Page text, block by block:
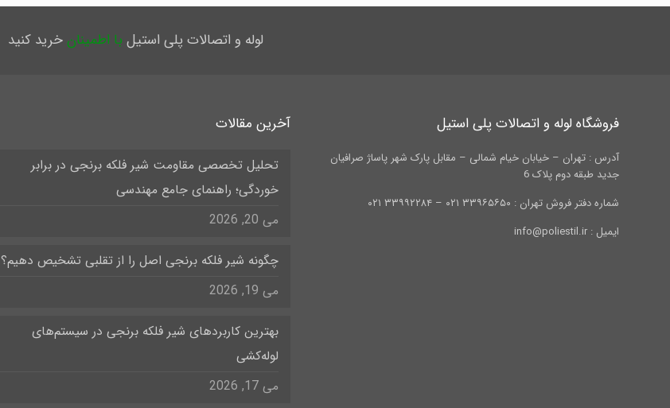
لوله و اتصالات پلی استیل با اطمینانخرید کنید
فروشگاه لوله و اتصالات پلی استیل
آدرس : تهران – خیابان خیام شمالی – مقابل پارک شهر پاساژ صرافیان
جدید طبقه دوم پلاک 6
شماره دفتر فروش تهران : ۳۳۹۶۵۶۵۰ ۰۲۱ – ۳۳۹۹۲۲۸۴ ۰۲۱
ایمیل : info@poliestil.ir
آخرین مقالات
تحلیل تخصصی مقاومت شیر فلکه برنجی در برابر
خوردگی؛ راهنمای جامع مهندسی
می 20, 2026
چگونه شیر فلکه برنجی اصل را از تقلبی تشخیص دهیم؟
می 19, 2026
بهترین کاربردهای شیر فلکه برنجی در سیستم‌های
لوله‌کشی
می 17, 2026